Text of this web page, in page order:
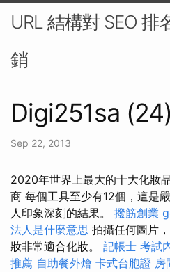
URL 結構對 SEO
銷
Digi251sa (24)
Sep 22, 2013
2020年世界上最大的十大化妝
商 每個工具至少有12個，這是
人印象深刻的結果。 撥筋創業
法人是什麼意思 拍攝任何圖片
妝非常適合化妝。 記帳士 考試
推薦 自助餐外燴 卡式台胞證 房